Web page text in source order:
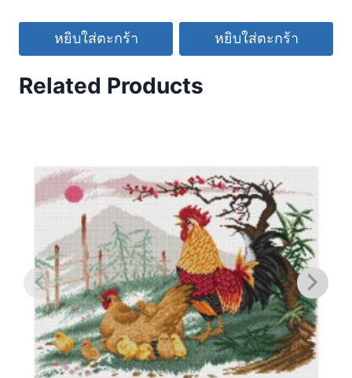
หยิบใส่ตะกร้า หยิบใส่ตะกร้า
Related Products